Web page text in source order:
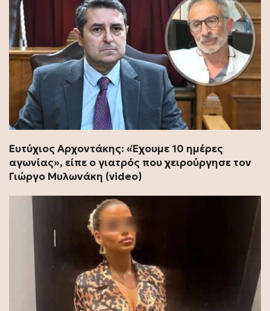
Ευτύχιος Αρχοντάκης: «Έχουμε 10 ημέρες
αγωνίας», είπε ο γιατρός που χειρούργησε τον
Γιώργο Μυλωνάκη (video)